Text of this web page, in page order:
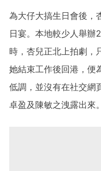
為大仔大搞生日會後，
日宴。本地較少人舉
時，杏兒正北上拍劇，
她結束工作後回港，便
低調，並沒有在社交網
卓盈及陳敏之洩露出來。